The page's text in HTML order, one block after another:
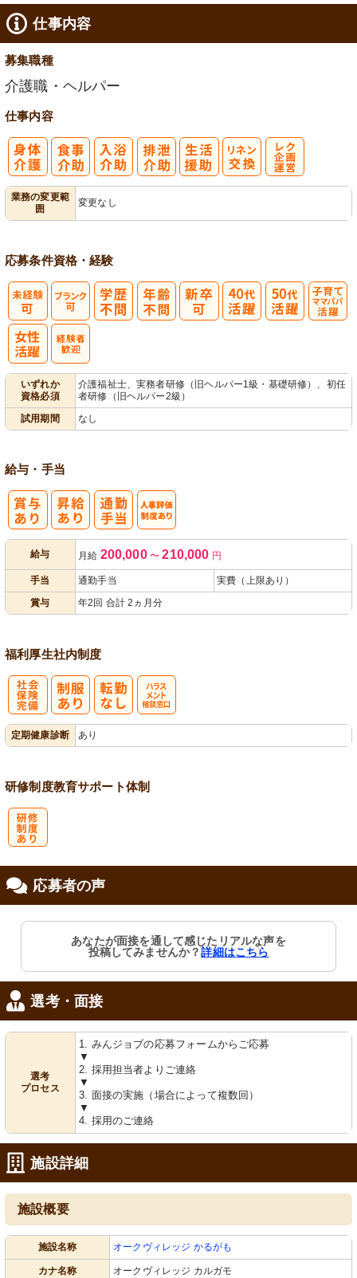
仕事内容
募集職種
介護職・ヘルパー
仕事内容
業務の変更範
囲
変更なし
応募条件資格・経験
いずれか
資格必須
介護福祉士、実務者研修（旧ヘルパー1級・基礎研修）、初任
者研修（旧ヘルパー2級）
試用期間
なし
給与・手当
給与 月給 200,000 〜 210,000 円
手当 通勤手当
実費（上限あり）
賞与
年2回 合計 2ヵ月分
福利厚生社内制度
定期健康診断 あり
研修制度教育サポート体制
応募者の声
あなたが面接を通して感じたリアルな声を
投稿してみませんか？詳細はこちら
選考・面接
選考
プロセス
1. みんジョブの応募フォームからご応募
▼
2. 採用担当者よりご連絡
▼
3. 面接の実施（場合によって複数回）
▼
4. 採用のご連絡
施設詳細
施設概要
施設名称 オークヴィレッジ かるがも
カナ名称 オークヴィレッジ カルガモ